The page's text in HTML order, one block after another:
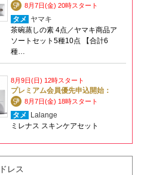
8月7日(金) 20時スタート
タメ ヤマキ
茶碗蒸しの素 4点／ヤマキ商品ア
ソートセット5種10点 【合計6
種…
8月9日(日) 12時スタート
プレミアム会員優先申込開始：
8月7日(金) 18時スタート
タメ
Lalange
ミレナス スキンケアセット
レス